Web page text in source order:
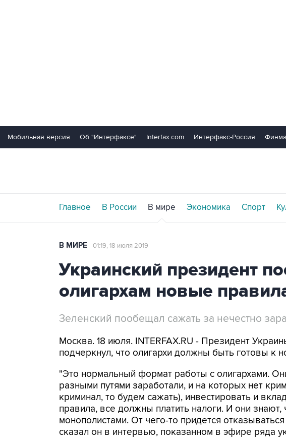
Мобильная версия Об "Интерфаксе" Interfax.com Интерфакс-Россия
Главное В России В мире Экономика Спорт
В МИРЕ 01:19, 18 июля 2019
Украинский президент
олигархам новые
Зеленский пообещал сажать за нечестно
Москва. 18 июля. INTERFAX.RU - Президент
подчеркнул, что олигархи должны быть готовы к
"Это нормальный формат работы с олигархами.
разными путями заработали, и на которых нет
криминал, то будем сажать), инвестировать и
правила, все должны платить налоги. И они
монополистами. От чего-то придется
сказал он в интервью, показанном в эфире ряда